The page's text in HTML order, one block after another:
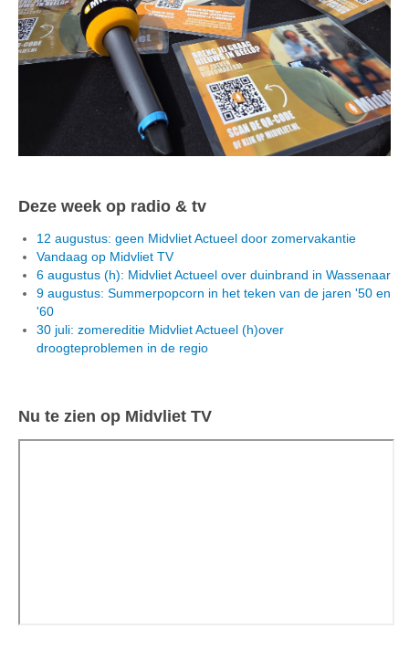
Deze week op radio & tv
12 augustus: geen Midvliet Actueel door zomervakantie
Vandaag op Midvliet TV
6 augustus (h): Midvliet Actueel over duinbrand in Wassenaar
9 augustus: Summerpopcorn in het teken van de jaren '50 en
'60
30 juli: zomereditie Midvliet Actueel (h)over
droogteproblemen in de regio
Nu te zien op Midvliet TV